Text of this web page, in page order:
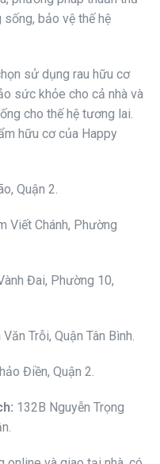
bảo vệ thế hệ
sử dụng rau hữu cơ
sức khỏe cho cả nhà và
cho thế hệ tương lai.
hữu cơ của Happy
Quận 2.
Viết Chánh, Phường
Đai, Phường 10,
Trỗi, Quận Tân Bình.
Điền, Quận 2.
132B Nguyễn Trọng